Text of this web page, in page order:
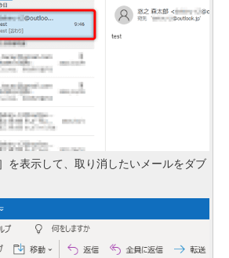
を表示して、取り消したいメールをダブ